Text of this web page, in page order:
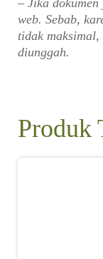
web. Sebab,
tidak
diunggah.
Produk